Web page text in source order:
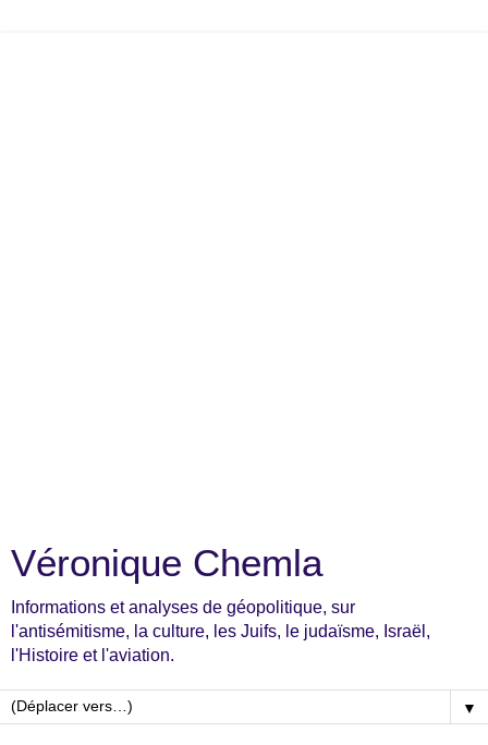
Véronique Chemla
Informations et analyses de géopolitique, sur
l'antisémitisme, la culture, les Juifs, le judaïsme, Israël,
l'Histoire et l'aviation.
▼